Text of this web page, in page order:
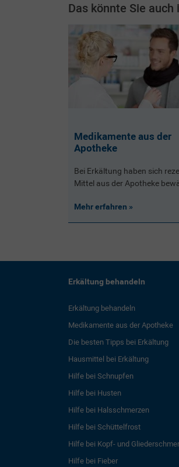
Das könnte Sie auch
Medikamente aus der
Apotheke
Bei Erkältung haben sich
Mittel aus der Apotheke
Mehr erfahren
Erkältung behandeln
Erkältung behandeln
Medikamente aus der Apotheke
Die besten Tipps bei Erkältung
Hausmittel bei Erkältung
Hilfe bei Schnupfen
Hilfe bei Husten
Hilfe bei Halsschmerzen
Hilfe bei Schüttelfrost
Hilfe bei Kopf- und
Hilfe bei Fieber